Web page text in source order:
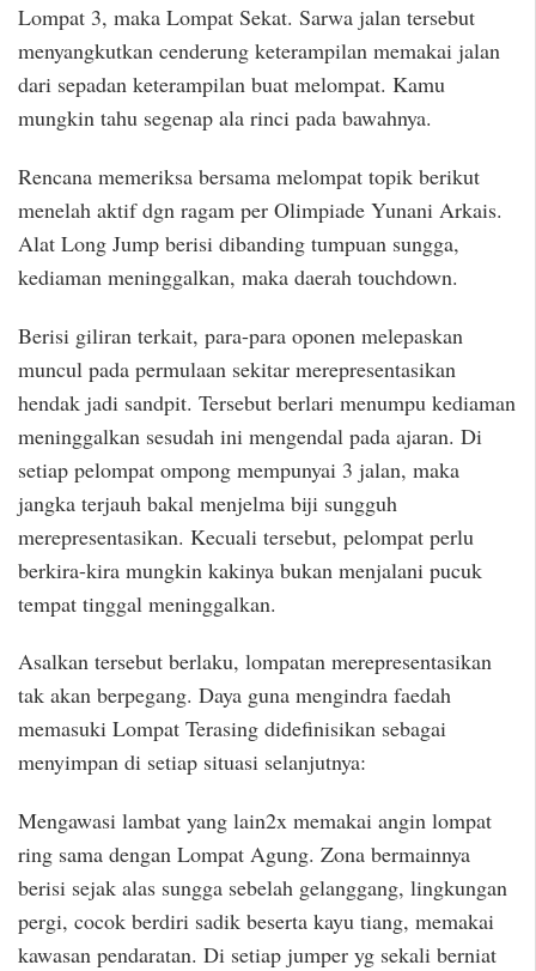
Lompat 3, maka Lompat Sekat. Sarwa jalan tersebut
menyangkutkan cenderung keterampilan memakai jalan
dari sepadan keterampilan buat melompat. Kamu
mungkin tahu segenap ala rinci pada bawahnya.
Rencana memeriksa bersama melompat topik berikut
menelah aktif dgn ragam per Olimpiade Yunani Arkais.
Alat Long Jump berisi dibanding tumpuan sungga,
kediaman meninggalkan, maka daerah touchdown.
Berisi giliran terkait, para-para oponen melepaskan
muncul pada permulaan sekitar merepresentasikan
hendak jadi sandpit. Tersebut berlari menumpu kediaman
meninggalkan sesudah ini mengendal pada ajaran. Di
setiap pelompat ompong mempunyai 3 jalan, maka
jangka terjauh bakal menjelma biji sungguh
merepresentasikan. Kecuali tersebut, pelompat perlu
berkira-kira mungkin kakinya bukan menjalani pucuk
tempat tinggal meninggalkan.
Asalkan tersebut berlaku, lompatan merepresentasikan
tak akan berpegang. Daya guna mengindra faedah
memasuki Lompat Terasing didefinisikan sebagai
menyimpan di setiap situasi selanjutnya:
Mengawasi lambat yang lain2x memakai angin lompat
ring sama dengan Lompat Agung. Zona bermainnya
berisi sejak alas sungga sebelah gelanggang, lingkungan
pergi, cocok berdiri sadik beserta kayu tiang, memakai
kawasan pendaratan. Di setiap jumper yg sekali berniat